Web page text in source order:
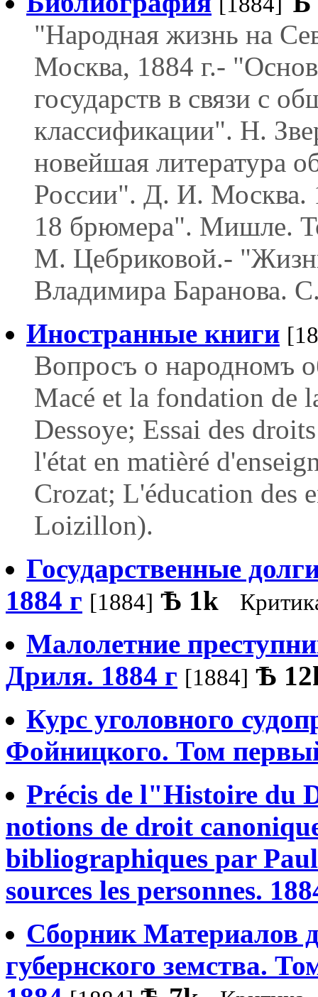
"Народная жизнь на
Москва, 1884 г.-
государств в связи с
классификации". Н.
новейшая литература
России". Д. И. Москва.
18 брюмера". Мишле.
М. Цебриковой.-
Владимира Баранова.
Иностранные книги
Вопросъ о народномъ
Macé et la fondation de
Dessoye; Essai des
l'état en matièré
Crozat; L'éducation des
Loizillon).
Государственные
1884 г [1884] Ѣ 1k
Малолетние
Дриля. 1884 г [1884] Ѣ
Курс уголовного
Фойницкого. Том
Précis de l"Histoire du
notions de droit
bibliographiques par
sources les personnes.
Сборник Материалов
губернского земства.